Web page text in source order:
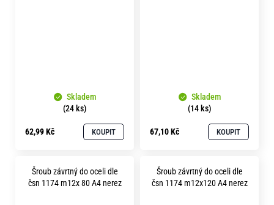
Skladem
(24 ks)
62,99 Kč KOUPIT
Skladem
(14 ks)
67,10 Kč KOUPIT
Šroub závrtný do oceli dle
čsn 1174 m12x 80 A4 nerez
Šroub závrtný do oceli dle
čsn 1174 m12x120 A4 nerez